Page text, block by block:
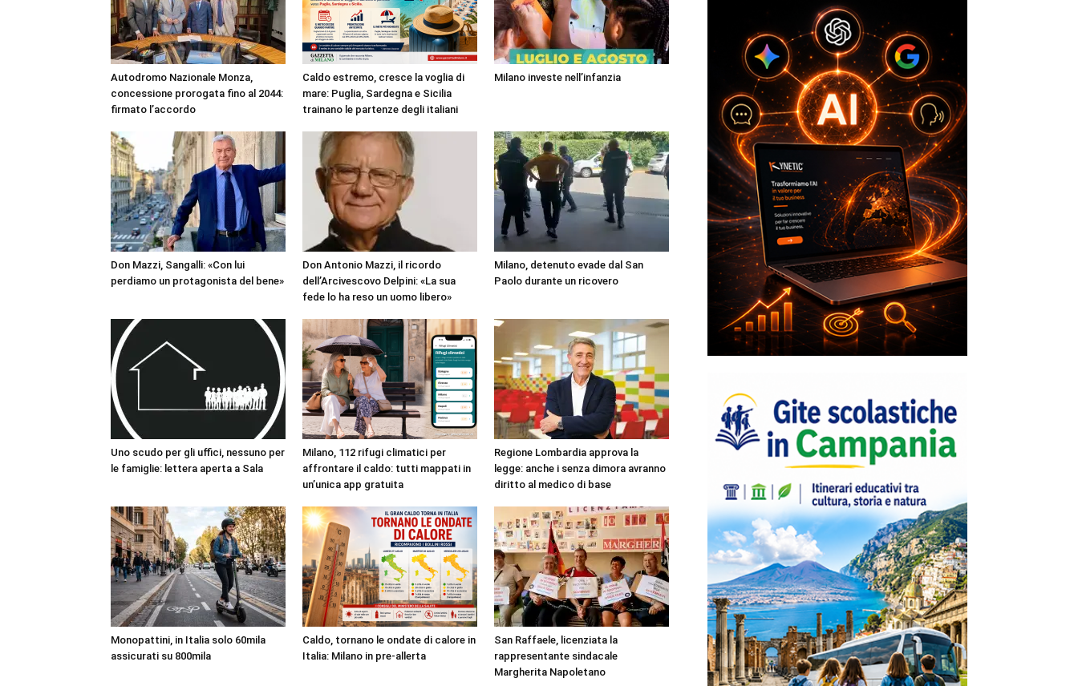
Autodromo Nazionale Monza,
concessione prorogata fino al 2044:
firmato l’accordo
Caldo estremo, cresce la voglia di
mare: Puglia, Sardegna e Sicilia
trainano le partenze degli italiani
Milano investe nell’infanzia
Don Mazzi, Sangalli: «Con lui
perdiamo un protagonista del bene»
Don Antonio Mazzi, il ricordo
dell’Arcivescovo Delpini: «La sua
fede lo ha reso un uomo libero»
Milano, detenuto evade dal San
Paolo durante un ricovero
Uno scudo per gli uffici, nessuno per
le famiglie: lettera aperta a Sala
Milano, 112 rifugi climatici per
affrontare il caldo: tutti mappati in
un’unica app gratuita
Regione Lombardia approva la
legge: anche i senza dimora avranno
diritto al medico di base
Monopattini, in Italia solo 60mila
assicurati su 800mila
Caldo, tornano le ondate di calore in
Italia: Milano in pre-allerta
San Raffaele, licenziata la
rappresentante sindacale
Margherita Napoletano